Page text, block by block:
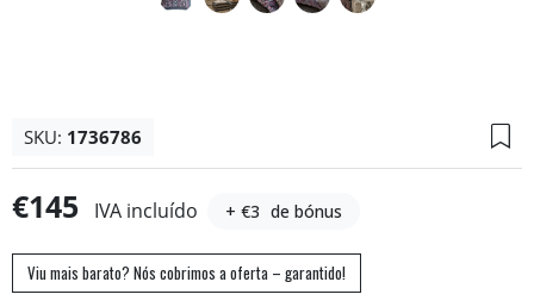
SKU: 1736786
€145 IVA incluído + €3 de bónus
Viu mais barato? Nós cobrimos a oferta – garantido!